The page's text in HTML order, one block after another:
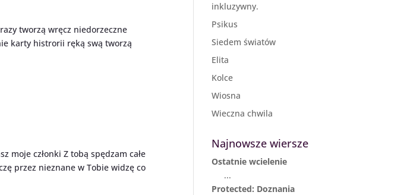
tworzą wręcz niedorzeczne
karty histrorii ręką swą tworzą
moje członki Z tobą spędzam całe
przez nieznane w Tobie widzę co
inkluzywny.
Psikus
Siedem światów
Elita
Kolce
Wiosna
Wieczna chwila
Najnowsze wiersze
Ostatnie wcielenie
...
Protected: Doznania